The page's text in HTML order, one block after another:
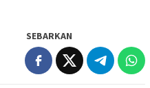
SEBARKAN